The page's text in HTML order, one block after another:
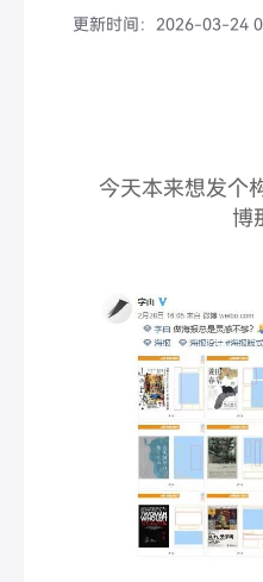
更新时间： 2026-03-24
今天本来想发个
博